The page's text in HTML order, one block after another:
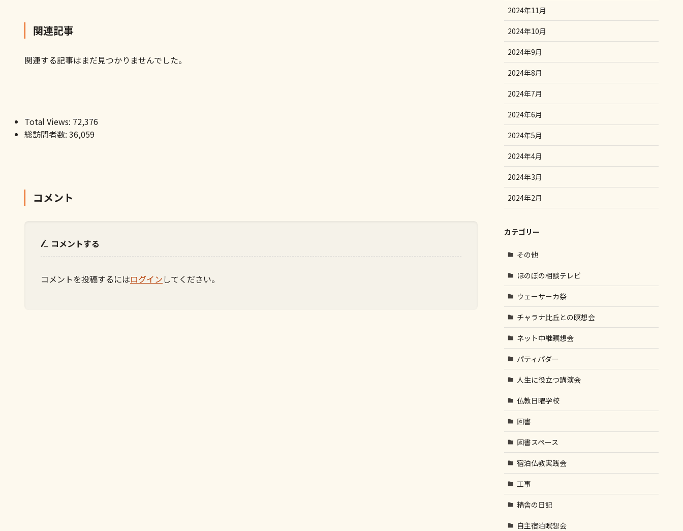
関連記事
関連する記事はまだ見つかりませんでした。
Total Views: 72,376
総訪問者数: 36,059
コメント
コメントする
コメントを投稿するにはログインしてください。
2024年11月
2024年10月
2024年9月
2024年8月
2024年7月
2024年6月
2024年5月
2024年4月
2024年3月
2024年2月
カテゴリー
その他
ほのぼの相談テレビ
ウェーサーカ祭
チャラナ比丘との瞑想会
ネット中継瞑想会
パティパダー
人生に役立つ講演会
仏教日曜学校
図書
図書スペース
宿泊仏教実践会
工事
精舎の日記
自主宿泊瞑想会